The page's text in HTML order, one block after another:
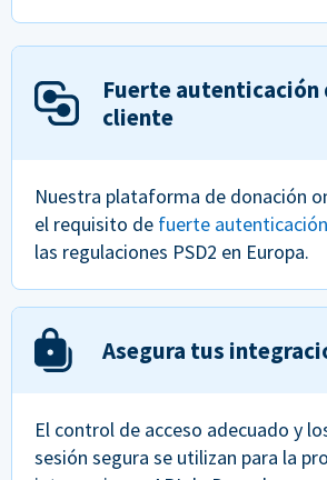
Fuerte autenticación
cliente
Nuestra plataforma de donación
el requisito de fuerte
las regulaciones PSD2 en Europa.
Asegura tus
El control de acceso adecuado y
sesión segura se utilizan para la